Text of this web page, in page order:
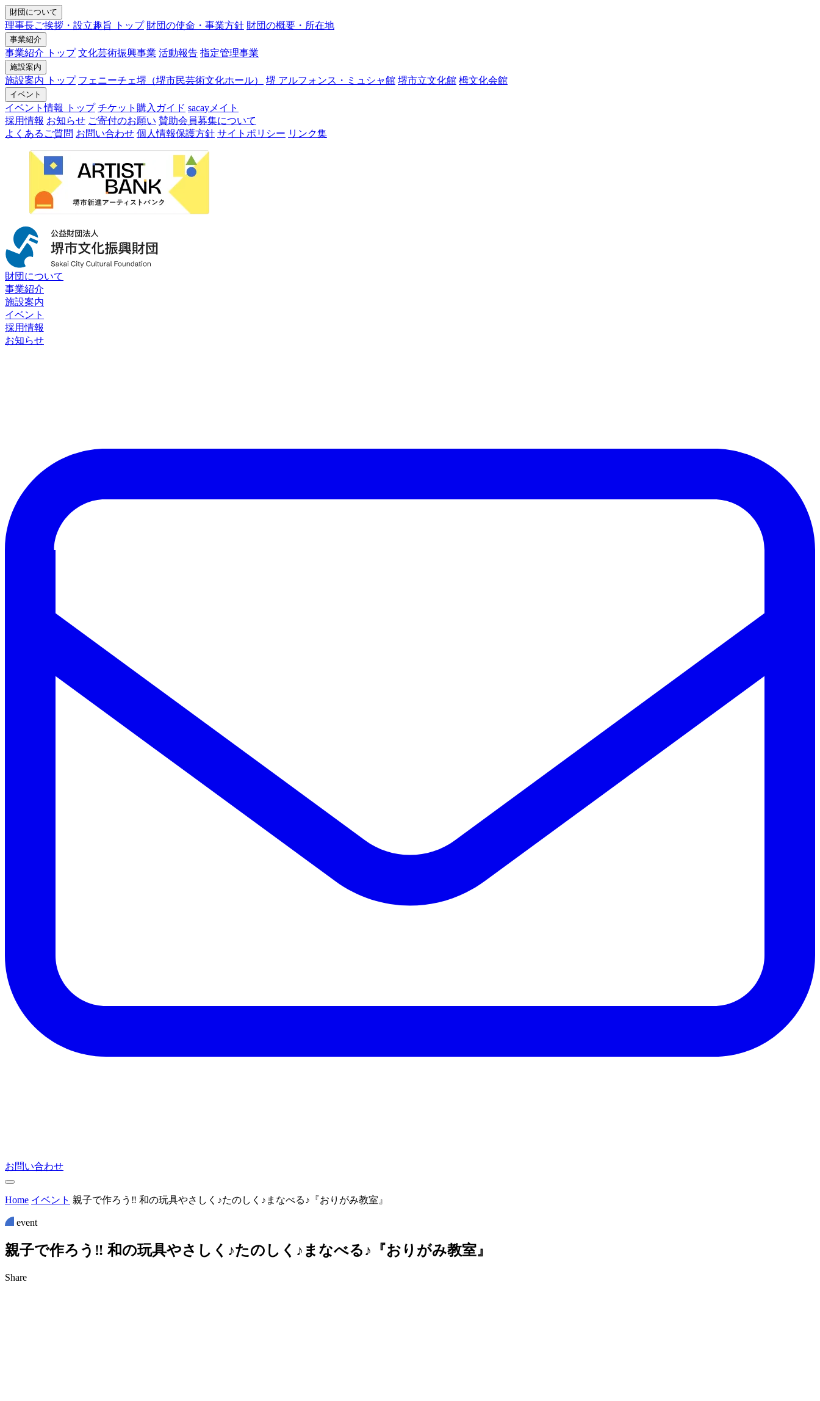
財団について
理事長ご挨拶・設立趣旨 トップ 財団の使命・事業方針 財団の概要・所在地
事業紹介
事業紹介 トップ 文化芸術振興事業 活動報告 指定管理事業
施設案内
施設案内 トップ フェニーチェ堺（堺市民芸術文化ホール） 堺 アルフォンス・ミュシャ館 堺市立文化館 栂文化会館
イベント
イベント情報 トップ チケット購入ガイド sacayメイト
採用情報 お知らせ ご寄付のお願い 賛助会員募集について
よくあるご質問 お問い合わせ 個人情報保護方針 サイトポリシー リンク集
財団について
事業紹介
施設案内
イベント
採用情報
お知らせ
お問い合わせ
Home イベント 親子で作ろう‼ 和の玩具やさしく♪たのしく♪まなべる♪『おりがみ教室』
event
親子で作ろ う ‼ 和の玩具やさ し く ♪たの し く ♪ ま なべる♪ 『お り がみ教室』
Share